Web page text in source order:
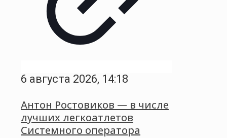
6 августа 2026, 14:18
Антон Ростовиков — в числе
лучших легкоатлетов
Системного оператора